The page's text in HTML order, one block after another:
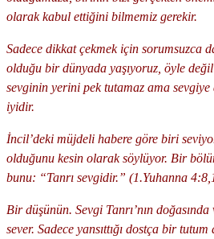
olarak kabul ettiğini bilmemiz gerekir.
Sadece dikkat çekmek için sorumsuzca
olduğu bir dünyada yaşıyoruz, öyle
sevginin yerini pek tutamaz ama
iyidir.
İncil’deki müjdeli habere göre biri
olduğunu kesin olarak söylüyor. Bir
bunu: “Tanrı sevgidir.” (1.Yuhanna
Bir düşünün. Sevgi Tanrı’nın
sever. Sadece yansıttığı dostça bir tutum